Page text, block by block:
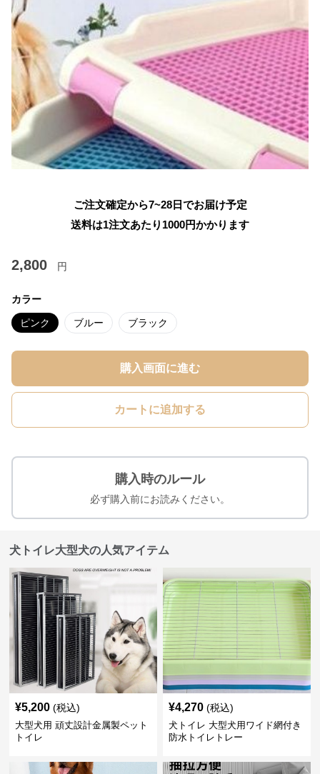
ご注文確定から7~28日でお届け予定
送料は1注文あたり 1000円かかります
2,800 円
カラー
ピンク ブルー ブラック
購入画面に進む
カートに追加する
購入時のルール
必ず購入前にお読みください。
犬トイレ大型犬の人気アイテム
¥5,200 (税込)
大型犬用 頑丈設計金属製ペット
トイレ
¥4,270 (税込)
犬トイレ 大型犬用ワイド網付き
防水トイレトレー